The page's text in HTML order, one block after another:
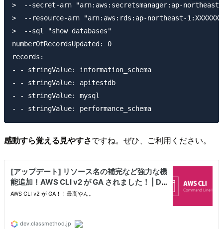
>  --secret-arn "arn:aws:secretsmanager:ap-
>  --resource-arn "arn:aws:rds:ap-northeast-
>  --sql "show databases"
numberOfRecordsUpdated: 0
records:
- - stringValue: information_schema
- - stringValue: apitestdb
- - stringValue: mysql
感動すら覚える見やすさですね。ぜひ、ご利用ください。